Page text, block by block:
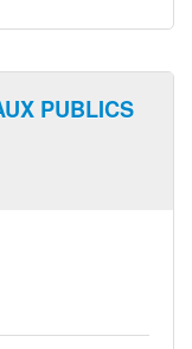
PUBLICS